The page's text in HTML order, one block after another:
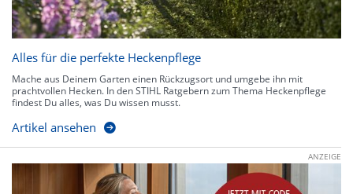
Alles für die perfekte Heckenpflege
Mache aus Deinem Garten einen Rückzugsort und umgebe ihn mit
prachtvollen Hecken. In den STIHL Ratgebern zum Thema Heckenpflege
findest Du alles, was Du wissen musst.
Artikel ansehen
ANZEIGE